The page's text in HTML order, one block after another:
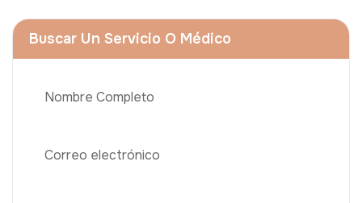
Buscar Un Servicio O Médico